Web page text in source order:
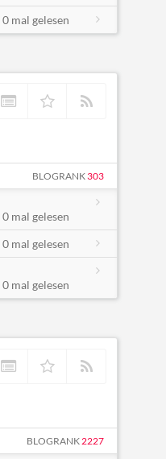
0 mal gelesen
BLOGRANK303
0 mal gelesen
0 mal gelesen
0 mal gelesen
BLOGRANK 2227